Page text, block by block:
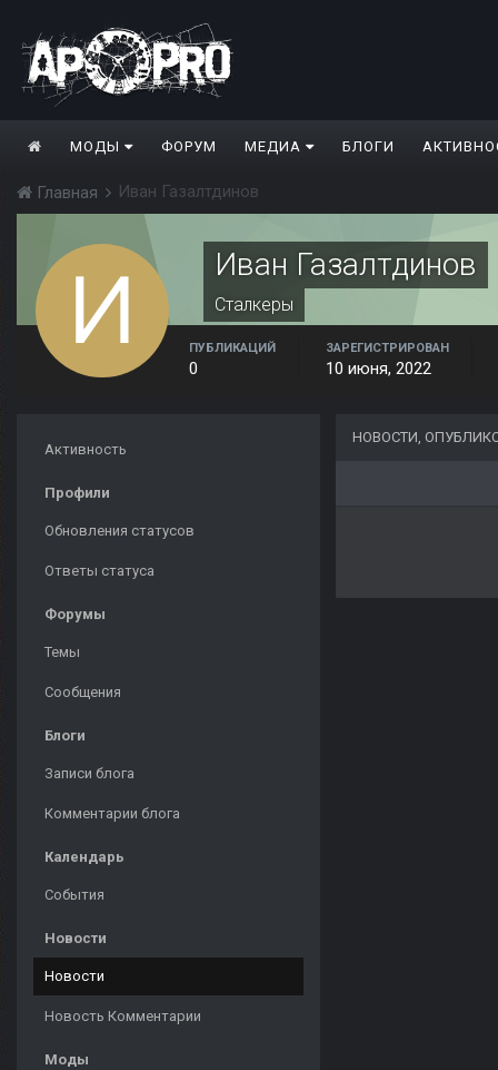
МОДЫ ФОРУМ МЕДИА БЛОГИ
Главная Иван Газалтдинов
Иван Газалтдинов
Сталкеры
ПУБЛИКАЦИЙ
0
ЗАРЕГИСТРИРОВАН
10 июня, 2022
Активность
Профили
Обновления статусов
Ответы статуса
Форумы
Темы
Сообщения
Блоги
Записи блога
Комментарии блога
Календарь
События
Новости
Новости
Новость Комментарии
Моды
НОВОСТИ,